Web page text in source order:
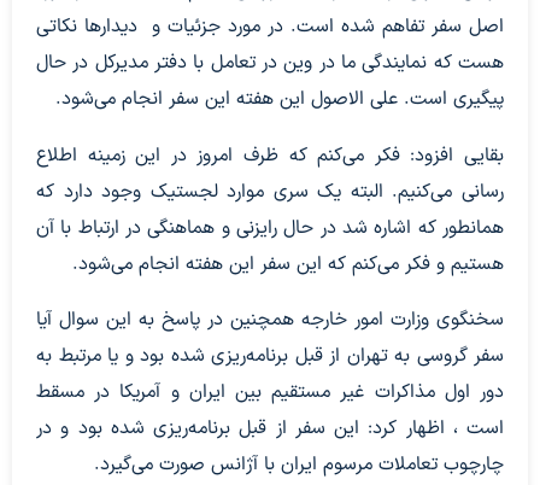
اصل سفر تفاهم شده است. در مورد جزئیات و دیدارها نکاتی
هست که نمایندگی ما در وین در تعامل با دفتر مدیرکل در حال
پیگیری است. علی الاصول این هفته این سفر انجام می‌شود.
بقایی افزود: فکر می‌کنم که ظرف امروز در این زمینه اطلاع
رسانی می‌کنیم. البته یک سری موارد لجستیک وجود دارد که
همانطور که اشاره شد در حال رایزنی و هماهنگی در ارتباط با آن
هستیم و فکر می‌کنم که این سفر این هفته انجام می‌شود.
سخنگوی وزارت امور خارجه همچنین در پاسخ به این سوال آیا
سفر گروسی به تهران از قبل برنامه‌ریزی شده بود و یا مرتبط به
دور اول مذاکرات غیر مستقیم بین ایران و آمریکا در مسقط
است ، اظهار کرد: این سفر از قبل برنامه‌ریزی شده بود و در
چارچوب تعاملات مرسوم ایران با آژانس صورت می‌گیرد.